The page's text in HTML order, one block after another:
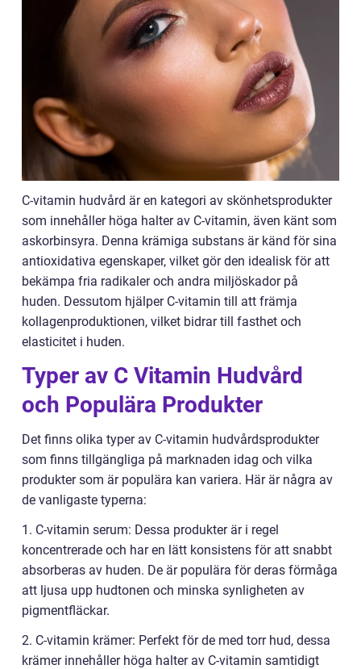
C-vitamin hudvård är en kategori av skönhetsprodukter
som innehåller höga halter av C-vitamin, även känt som
askorbinsyra. Denna krämiga substans är känd för sina
antioxidativa egenskaper, vilket gör den idealisk för att
bekämpa fria radikaler och andra miljöskador på
huden. Dessutom hjälper C-vitamin till att främja
kollagenproduktionen, vilket bidrar till fasthet och
elasticitet i huden.
Typer av C Vitamin Hudvård
och Populära Produkter
Det finns olika typer av C-vitamin hudvårdsprodukter
som finns tillgängliga på marknaden idag och vilka
produkter som är populära kan variera. Här är några av
de vanligaste typerna:
1. C-vitamin serum: Dessa produkter är i regel
koncentrerade och har en lätt konsistens för att snabbt
absorberas av huden. De är populära för deras förmåga
att ljusa upp hudtonen och minska synligheten av
pigmentfläckar.
2. C-vitamin krämer: Perfekt för de med torr hud, dessa
krämer innehåller höga halter av C-vitamin samtidigt